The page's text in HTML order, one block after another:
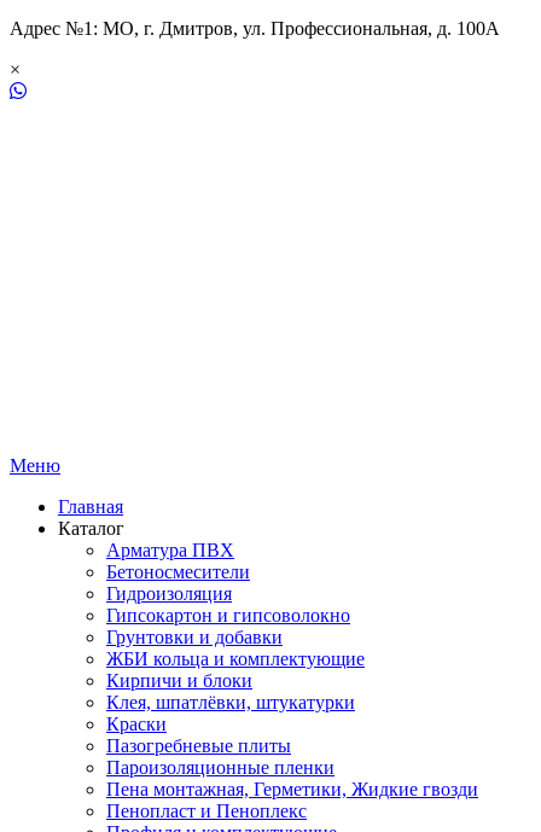
Адрес №1: МО, г. Дмитров, ул. Профессиональная, д. 100А
×
Меню
Главная
Каталог
Арматура ПВХ
Бетоносмесители
Гидроизоляция
Гипсокартон и гипсоволокно
Грунтовки и добавки
ЖБИ кольца и комплектующие
Кирпичи и блоки
Клея, шпатлёвки, штукатурки
Краски
Пазогребневые плиты
Пароизоляционные пленки
Пена монтажная, Герметики, Жидкие гвозди
Пенопласт и Пеноплекс